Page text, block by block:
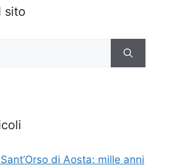
sito
di Aosta: mille anni